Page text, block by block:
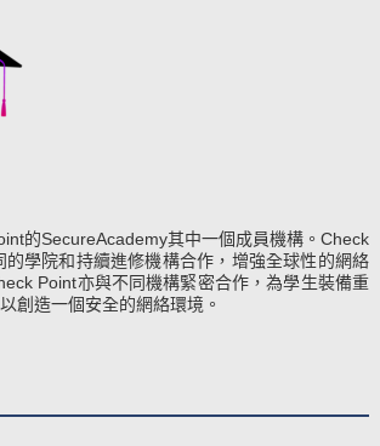
的SecureAcademy其中一個成員機構。Check
的學院和持續進修機構合作，增強全球性的網絡
Point亦與不同機構緊密合作，為學生裝備重
創造一個安全的網絡環境。